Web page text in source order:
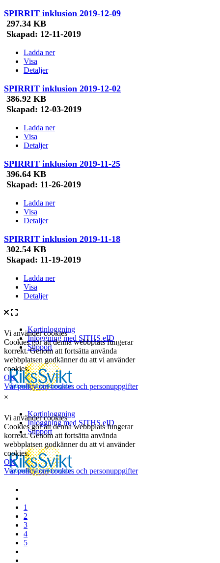
SPIRRIT inklusion 2019-12-09
297.34 KB
Skapad: 12-11-2019
Ladda ner
Visa
Detaljer
SPIRRIT inklusion 2019-12-02
386.92 KB
Skapad: 12-03-2019
Ladda ner
Visa
Detaljer
SPIRRIT inklusion 2019-11-25
396.64 KB
Skapad: 11-26-2019
Ladda ner
Visa
Detaljer
SPIRRIT inklusion 2019-11-18
302.54 KB
Skapad: 11-19-2019
Ladda ner
Visa
Detaljer
×
1
2
3
4
5